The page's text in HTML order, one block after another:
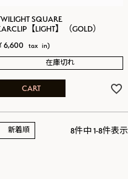
SQUARE
【LIGHT】（GOLD）
6,600
在庫切れ
CART
新着順 8件中 1-8件表示